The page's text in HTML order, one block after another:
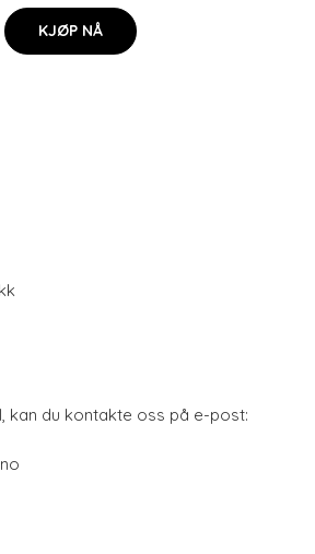
KJØP NÅ
kan du kontakte oss på e-post: